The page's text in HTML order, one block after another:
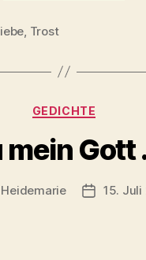
Trost
Kategorien
GEDICHTE
mein Gott
Heidemarie 15. Juli